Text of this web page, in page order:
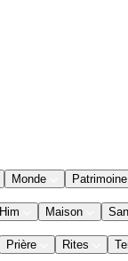
Monde
Maison
Prière Rites